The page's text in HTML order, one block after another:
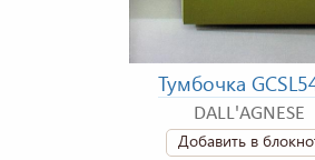
Тумбочка
DALL'AGNESE
Добавить в